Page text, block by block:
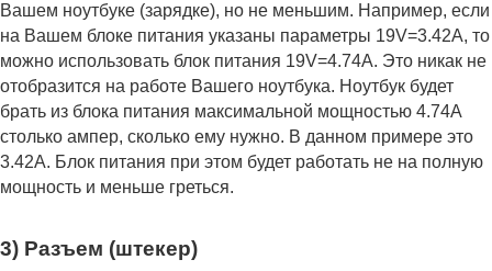
Вашем ноутбуке (зарядке), но не меньшим. Например, если
на Вашем блоке питания указаны параметры 19V=3.42A, то
можно использовать блок питания 19V=4.74A. Это никак не
отобразится на работе Вашего ноутбука. Ноутбук будет
брать из блока питания максимальной мощностью 4.74А
столько ампер, сколько ему нужно. В данном примере это
3.42А. Блок питания при этом будет работать не на полную
мощность и меньше греться.
3) Разъем (штекер)